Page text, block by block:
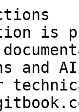
is
and